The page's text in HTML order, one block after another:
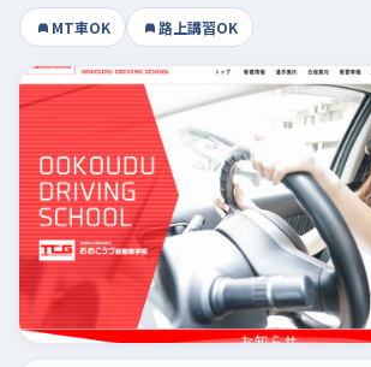
MT車OK 路上講習OK